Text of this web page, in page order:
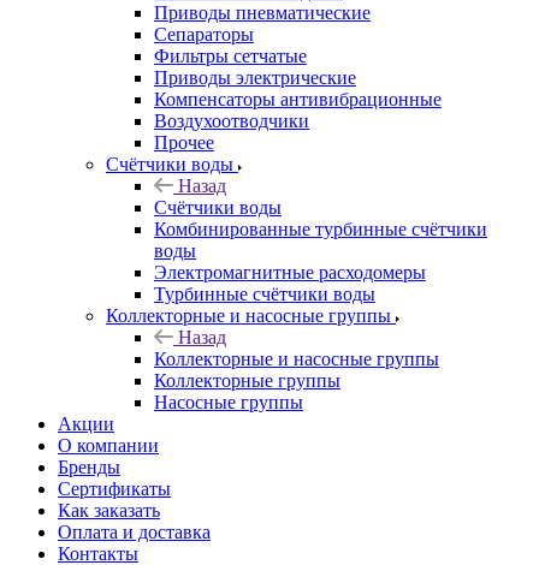
Приводы пневматические
Сепараторы
Фильтры сетчатые
Приводы электрические
Компенсаторы антивибрационные
Воздухоотводчики
Прочее
Счётчики воды
Назад
Счётчики воды
Комбинированные турбинные счётчики
воды
Электромагнитные расходомеры
Турбинные счётчики воды
Коллекторные и насосные группы
Назад
Коллекторные и насосные группы
Коллекторные группы
Насосные группы
Акции
О компании
Бренды
Сертификаты
Как заказать
Оплата и доставка
Контакты